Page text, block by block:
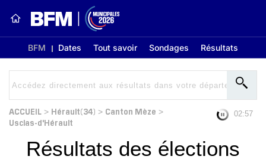
BFM Dates Tout savoir Sondages Résultats
ACCUEIL > Hérault(34) > Canton Mèze >
Usclas-d'Hérault
02:56
Résultats des élections